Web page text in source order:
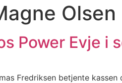
Olsen
Power Evje i
Fredriksen betjente